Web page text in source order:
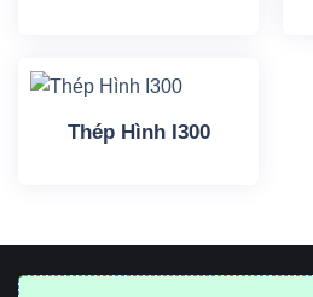
Thép Hình I300